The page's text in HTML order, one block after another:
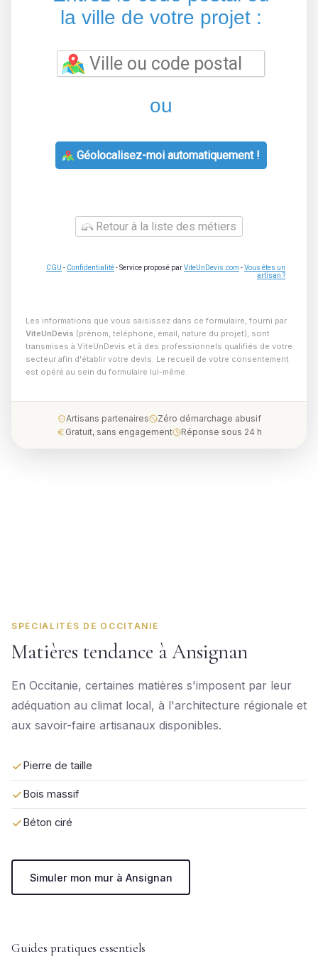
la ville de votre projet :
ou
Géolocalisez-moi automatiquement !
Retour à la liste des métiers
CGU - Confidentialité- Service proposé parViteUnDevis.com -Vous êtes un
artisan ?
Les informations que vous saisissez dans ce formulaire, fourni par
ViteUnDevis (prénom, téléphone, email, nature du projet), sont
transmises à ViteUnDevis et à des professionnels qualifiés de votre
secteur afin d'établir votre devis. Le recueil de votre consentement
est opéré au sein du formulaire lui-même.
Artisans partenaires
Zéro démarchage abusif
Gratuit, sans engagement
Réponse sous 24 h
SPÉCIALITÉS DE OCCITANIE
Matières tendance à Ansignan
En Occitanie, certaines matières s'imposent par leur
adéquation au climat local, à l'architecture régionale et
aux savoir-faire artisanaux disponibles.
Pierre de taille
Bois massif
Béton ciré
Simuler mon mur à Ansignan
Guides pratiques essentiels